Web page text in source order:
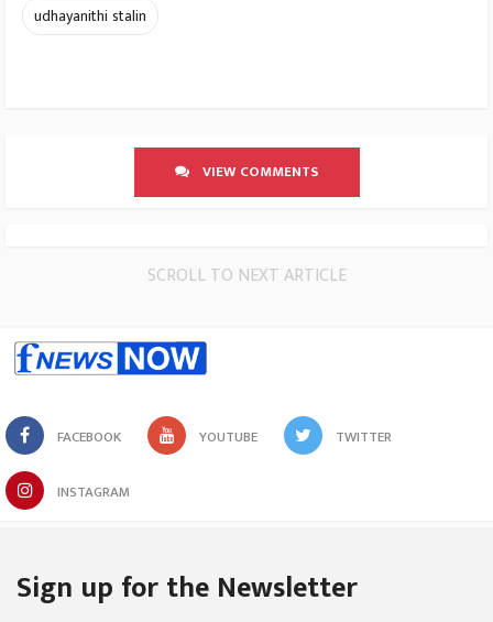
udhayanithi stalin
VIEW COMMENTS
SCROLL TO NEXT ARTICLE
FACEBOOK YOUTUBE TWITTER
INSTAGRAM
Sign up for the Newsletter